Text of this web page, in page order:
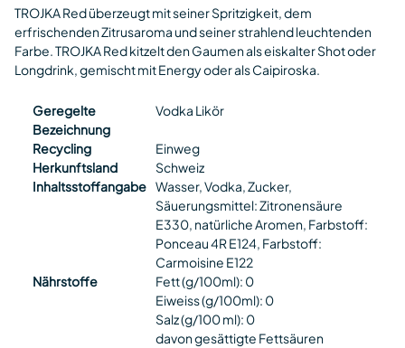
TROJKA Red überzeugt mit seiner Spritzigkeit, dem
erfrischenden Zitrusaroma und seiner strahlend leuchtenden
Farbe. TROJKA Red kitzelt den Gaumen als eiskalter Shot oder
Longdrink, gemischt mit Energy oder als Caipiroska.
Geregelte
Bezeichnung
Vodka Likör
Recycling
Einweg
Herkunftsland
Schweiz
Inhaltsstoffangabe Wasser, Vodka, Zucker,
Säuerungsmittel: Zitronensäure
E330, natürliche Aromen, Farbstoff:
Ponceau 4R E124, Farbstoff:
Carmoisine E122
Nährstoffe
Fett (g/100ml): 0
Eiweiss (g/100ml): 0
Salz (g/100 ml): 0
davon gesättigte Fettsäuren